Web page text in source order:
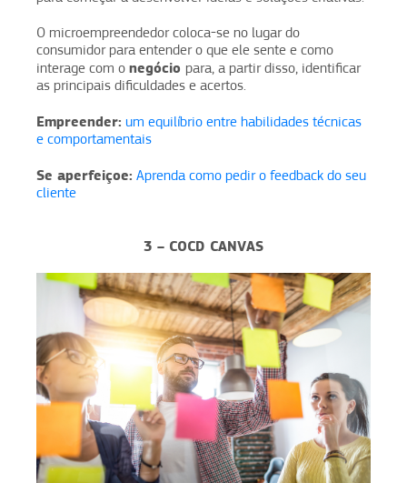
O microempreendedor coloca-se no lugar do
consumidor para entender o que ele sente e como
interage com o negócio para, a partir disso, identificar
as principais dificuldades e acertos.
Empreender: um equilíbrio entre habilidades técnicas
e comportamentais
Se aperfeiçoe: Aprenda como pedir o feedback do seu
cliente
3 – COCD CANVAS